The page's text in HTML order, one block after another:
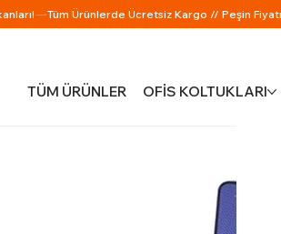
TÜM ÜRÜNLER OFİS KOLTUKLARI